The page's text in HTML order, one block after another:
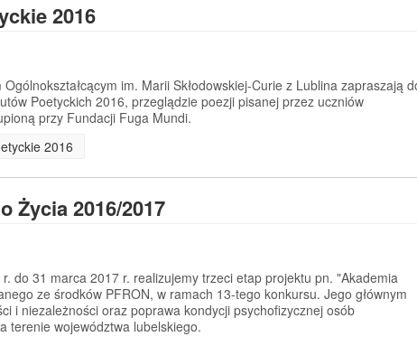
2016
im. Marii Skłodowskiej-Curie z Lublina zapraszają
Poetyckich 2016, przeglądzie poezji pisanej przez uczniów
przy Fundacji Fuga Mundi.
2016
Życia 2016/2017
do 31 marca 2017 r. realizujemy trzeci etap projektu pn. "Akademia
ze środków PFRON, w ramach 13-tego konkursu. Jego głównym
i niezależności oraz poprawa kondycji psychofizycznej osób
terenie województwa lubelskiego.